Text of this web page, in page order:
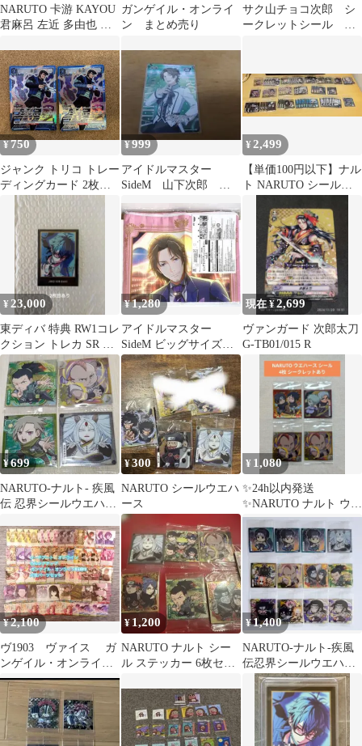
NARUTO 卡游 KAYOU
君麻呂 左近 多由也 鬼
ガンゲイル・オンライ
ン まとめ売り
サク山チョコ次郎 シ
ークレットシール レ
¥750
ジャンク トリコ トレー
ディングカード 2枚セ
ット ユニオンアリーナ
¥999
アイドルマスター
SideM 山下次郎 カ
moiw2025
¥ 2,499
【単価100円以下】ナル
ト NARUTO シールウ
¥ 23,000
東ディバ 特典 RW1コレ
クション トレカ SR 桐
崎次郎 箔押し
¥1,280
アイドルマスター
SideM ビッグサイズク
ッションカバー 山下次
郎 S.E.M
現在 ¥2,699
ヴァンガード 次郎太刀
G-TB01/015 R
¥699
NARUTO-ナルト- 疾風
伝 忍界シールウエハー
¥300
NARUTO シールウエハ
ース
¥ 1,080
✨24h以内発送
✨NARUTO ナルト ウエ
ハース シール 4枚 チャ
クラレア有
¥2,100
ヴ1903 ヴァイス ガ
ンゲイル・オンライン
II Extra SＥ50
¥ 1,200
NARUTO ナルト シー
ル ステッカー 6枚セッ
¥1,400
NARUTO-ナルト-疾風
伝忍界シールウエハー
ス vol.5